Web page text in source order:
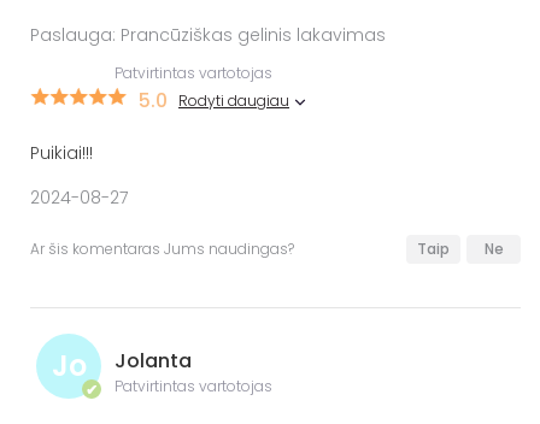
Paslauga: Prancūziškas gelinis lakavimas
Patvirtintas vartotojas
5.0 Rodyti daugiau
Puikiai!!!
2024-08-27
Ar šis komentaras Jums naudingas? Taip Ne
Jo
✔
Jolanta
Patvirtintas vartotojas